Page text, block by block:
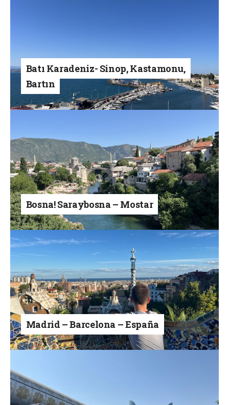
Batı Karadeniz- Sinop, Kastamonu,
Bartın
Bosna! Saraybosna – Mostar
Madrid – Barcelona – España